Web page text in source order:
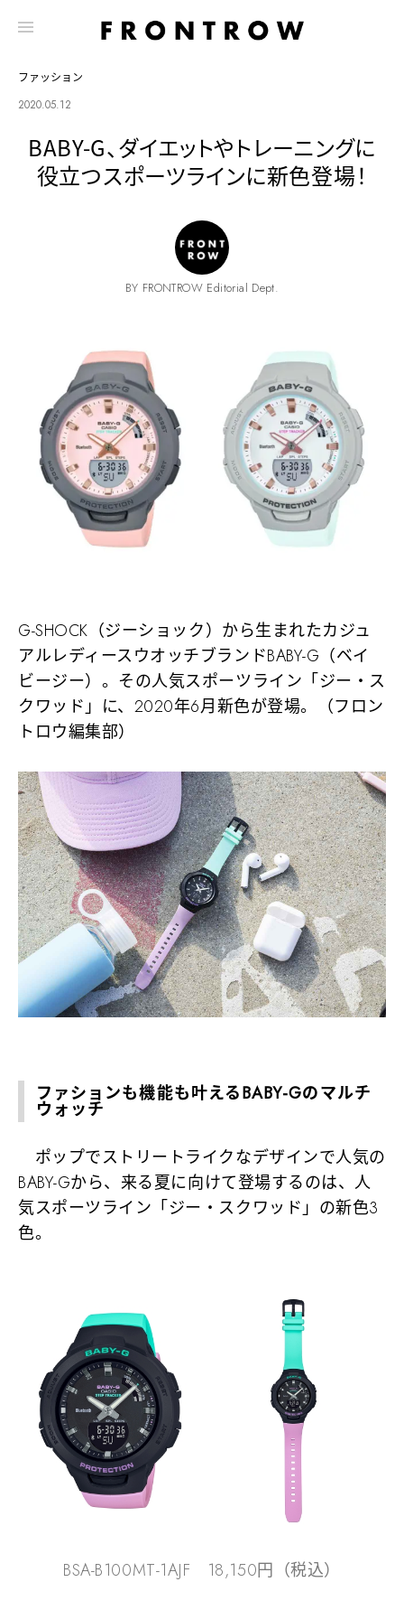
ファッション
2020.05.12
BABY-G、ダイエットやトレーニングに
役立つスポーツラインに新色登場！
BY FRONTROW Editorial Dept.
G-SHOCK（ジーショック）から生まれたカジュ
アルレディースウオッチブランドBABY-G（ベイ
ビージー）。その人気スポーツライン「ジー・ス
クワッド」に、2020年6月新色が登場。（フロン
トロウ編集部）
ファションも機能も叶えるBABY-Gのマルチ
ウォッチ
ポップでストリートライクなデザインで人気の
BABY-Gから、来る夏に向けて登場するのは、人
気スポーツライン「ジー・スクワッド」の新色3
色。
BSA-B100MT-1AJF 18,150円（税込）